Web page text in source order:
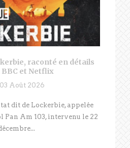
raconté en détails
BBC et Netflix
03 Août 2026
dit de Lockerbie, appelée
Pan Am 103, intervenu le 22